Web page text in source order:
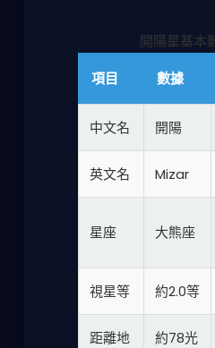
開陽星基本
項目
數據
中文名 開陽
英文名 Mizar
星座 大熊座
視星等 約2.0等
距離地
約78光